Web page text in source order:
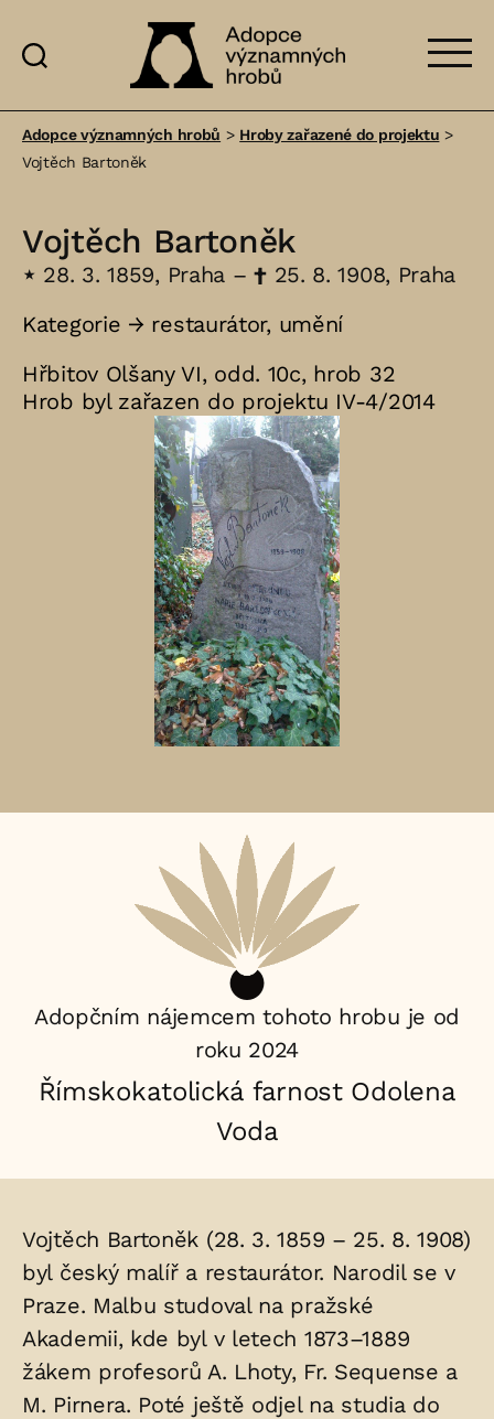
významných
Adopce významných hrobů > Hroby zařazené do projektu >
Vojtěch Bartoněk
Vojtěch Bartoněk
⋆ 28. 3. 1859, Praha –†25. 8. 1908, Praha
Kategorie → restaurátor, umění
Hřbitov Olšany VI, odd. 10c, hrob 32
Hrob byl zařazen do projektu IV-4/2014
nájemce:
Adopčním nájemcem tohoto hrobu je od
roku 2024
Římskokatolická farnost Odolena
Voda
Životopis
osoby/osob
uložených
v
hrobu:
Vojtěch Bartoněk (28. 3. 1859 – 25. 8. 1908)
byl český malíř a restaurátor. Narodil se v
Praze. Malbu studoval na pražské
Akademii, kde byl v letech 1873–1889
žákem profesorů A. Lhoty, Fr. Sequense a
M. Pirnera. Poté ještě odjel na studia do